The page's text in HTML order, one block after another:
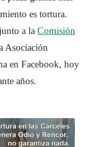
es tortura.
a la Comisión
Asociación
en Facebook, hoy
años.